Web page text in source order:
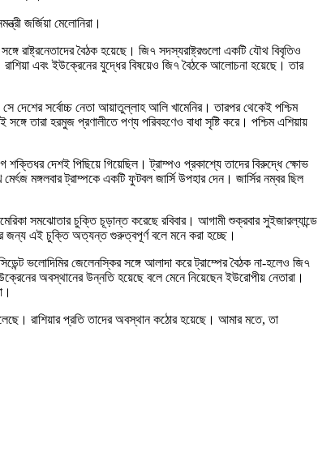
জর্জিয়া মেলোনিরা।
রাষ্ট্রনেতাদের বৈঠক হয়েছে। জি৭ সদস্যরাষ্ট্রগুলো একটি যৌথ বিবৃতিও
এবং ইউক্রেনের যুদ্ধের বিষয়েও জি৭ বৈঠকে আলোচনা হয়েছে। তার
দেশের সর্বোচ্চ নেতা আয়াতুল্লাহ আলি খামেনির। তারপর থেকেই পশ্চিম
তারা হরমুজ প্রণালীতে পণ্য পরিবহণেও বাধা সৃষ্টি করে। পশ্চিম এশিয়ায়
শক্তিধর দেশই পিছিয়ে গিয়েছিল। ট্রাম্পও প্রকাশ্যে তাদের বিরুদ্ধে ক্ষোভ
মঙ্গলবার ট্রাম্পকে একটি ফুটবল জার্সি উপহার দেন। জার্সির নম্বর ছিল
সমঝোতার চুক্তি চূড়ান্ত করেছে রবিবার। আগামী শুক্রবার সুইজারল্যান্ডে
জন্য এই চুক্তি অত্যন্ত গুরুত্বপূর্ণ বলে মনে করা হচ্ছে।
ভলোদিমির জেলেনস্কির সঙ্গে আলাদা করে ট্রাম্পের বৈঠক না-হলেও জি৭
অবস্থানের উন্নতি হয়েছে বলে মেনে নিয়েছেন ইউরোপীয় নেতারা।
রাশিয়ার প্রতি তাদের অবস্থান কঠোর হয়েছে। আমার মতে, তা